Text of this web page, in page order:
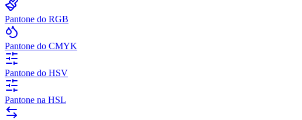
Pantone do RGB
Pantone do CMYK
Pantone do HSV
Pantone na HSL